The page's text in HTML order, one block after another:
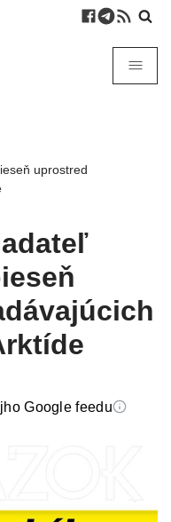
uprostred
Google feedu